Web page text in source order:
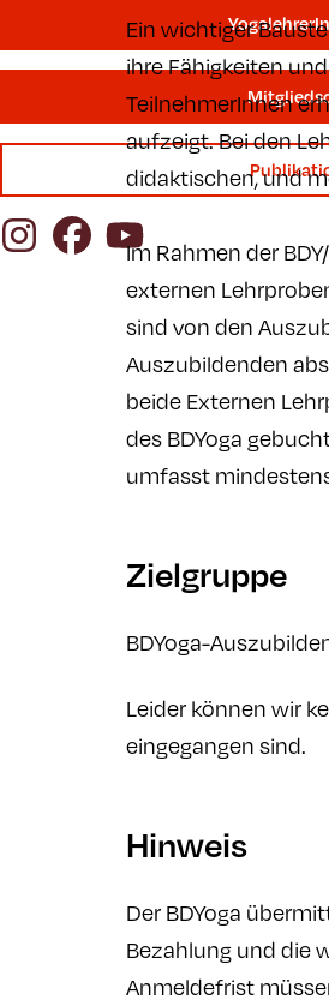
InstagramFacebook
YouTube
Ein wichtiger
ihre Fähigkeiten
TeilnehmerInnen
aufzeigt. Bei den
didaktischen, und
Im Rahmen der
externen
sind von den
Auszubildenden
beide Externen
des BDYoga
umfasst
Zielgruppe
BDYoga-
Leider können wir
eingegangen sind.
Hinweis
Der BDYoga
Bezahlung und die
Anmeldefrist